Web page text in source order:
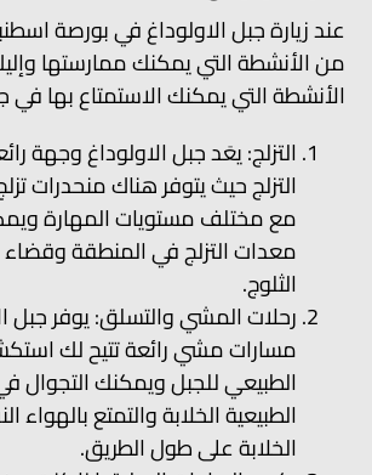
عند زيارة جبل الاولوداغ في بورصة
من الأنشطة التي يمكنك ممارستها
الأنشطة التي يمكنك الاستمتاع بها في
التزلج: يعَد جبل الاولوداغ وجهة
التزلج حيث يتوفر هناك منحدرات
مع مختلف مستويات المهارة
معدات التزلج في المنطقة
الثلوج.
رحلات المشي والتسلق: يوفر جبل
مسارات مشي رائعة تتيح لك
الطبيعي للجبل ويمكنك التجوال
الطبيعية الخلابة والتمتع بالهواء
الخلابة على طول الطريق.